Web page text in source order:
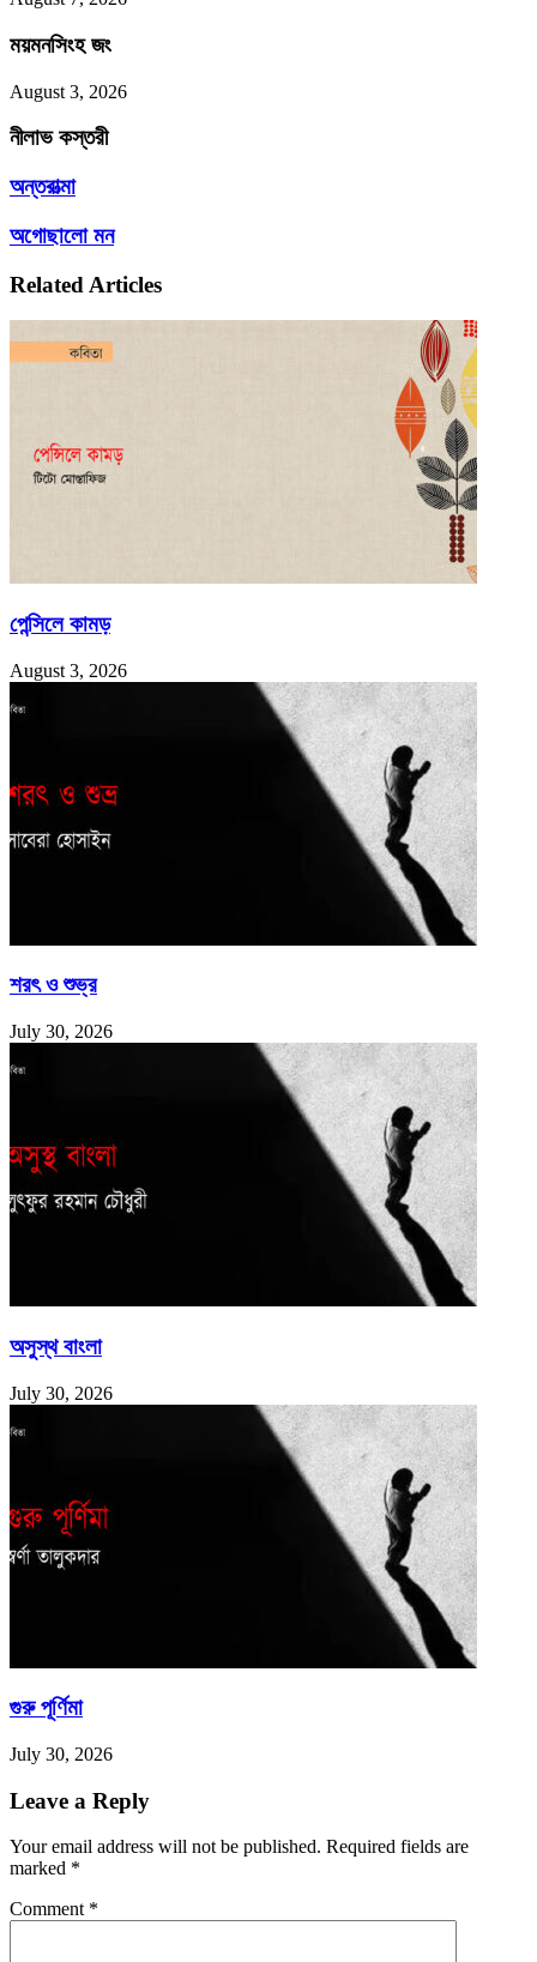
ময়মনসিংহ জং
August 3, 2026
নীলাভ কস্তরী
অন্তরাত্মা
অন্তরাত্মা
অগোছালো
অগোছালো মন
Related Articles
পেন্সিলে কামড়
August 3, 2026
শরৎ ও শুভ্র
July 30, 2026
অসুস্থ বাংলা
July 30, 2026
গুরু পূর্ণিমা
July 30, 2026
Leave a Reply
Your email address will not be published. Required fields are
marked *
Comment *